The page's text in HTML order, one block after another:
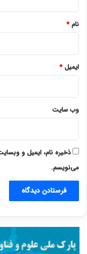
نام*
ایمیل*
وب‌ سایت
ذخیره نام، ایمیل و
می‌نویسم.